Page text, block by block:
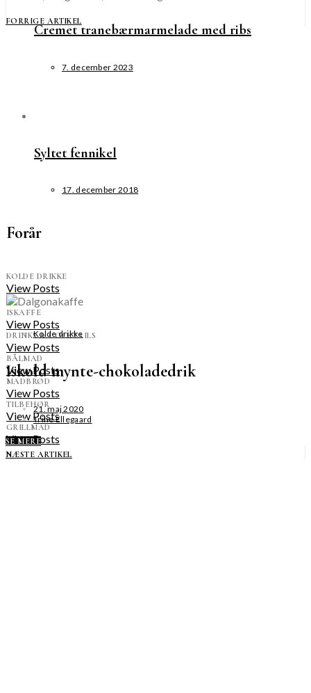
Cremet tranebærmarmelade med ribs
7. december 2023
Syltet fennikel
17. december 2018
Forår
KOLDE DRIKKE
View Posts
ISKAFFE
View Posts
DRINKS & COCKTAILS
View Posts
BÅLMAD
View Posts
MADBRØD
View Posts
TILBEHØR
View Posts
GRILLMAD
View Posts
FORRIGE ARTIKEL
Kolde drikke
Iskold mynte-chokoladedrik
21. maj 2020
Trine Ellegaard
SE MERE
NÆSTE ARTIKEL